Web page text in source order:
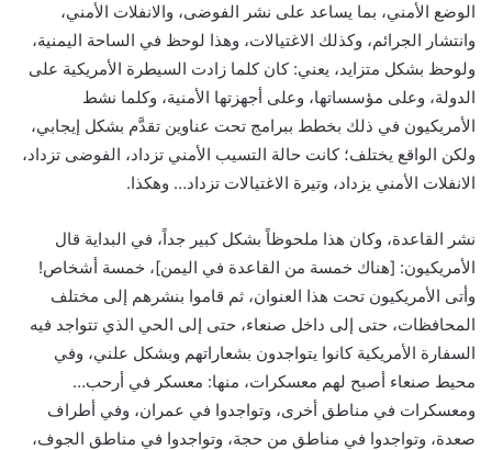
الوضع الأمني، بما يساعد على نشر الفوضى، والانفلات الأمني،
وانتشار الجرائم، وكذلك الاغتيالات، وهذا لوحظ في الساحة اليمنية،
ولوحظ بشكل متزايد، يعني: كان كلما زادت السيطرة الأمريكية على
الدولة، وعلى مؤسساتها، وعلى أجهزتها الأمنية، وكلما نشط
الأمريكيون في ذلك بخطط ببرامج تحت عناوين تقدَّم بشكل إيجابي،
ولكن الواقع يختلف؛ كانت حالة التسيب الأمني تزداد، الفوضى تزداد،
الانفلات الأمني يزداد، وتيرة الاغتيالات تزداد… وهكذا.
نشر القاعدة، وكان هذا ملحوظاً بشكل كبير جداً، في البداية قال
الأمريكيون: [هناك خمسة من القاعدة في اليمن]، خمسة أشخاص!
وأتى الأمريكيون تحت هذا العنوان، ثم قاموا بنشرهم إلى مختلف
المحافظات، حتى إلى داخل صنعاء، حتى إلى الحي الذي تتواجد فيه
السفارة الأمريكية كانوا يتواجدون بشعاراتهم وبشكل علني، وفي
محيط صنعاء أصبح لهم معسكرات، منها: معسكر في أرحب…
ومعسكرات في مناطق أخرى، وتواجدوا في عمران، وفي أطراف
صعدة، وتواجدوا في مناطق من حجة، وتواجدوا في مناطق الجوف،